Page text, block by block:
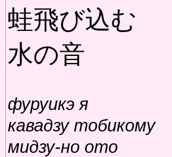
蛙飛び込む
水の音
фуруикэ я
кавадзу тобикому
мидзу-но ото